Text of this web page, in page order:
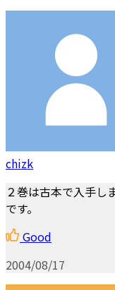
chizk
２巻は古本で入手し
です。
Good
2004/08/17